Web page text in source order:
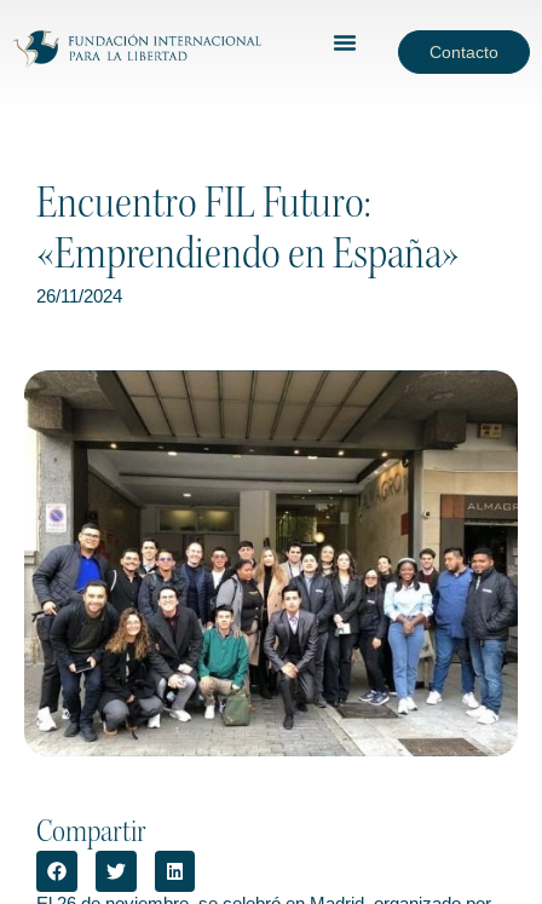
Contacto
Encuentro FIL Futuro:
«Emprendiendo en España»
26/11/2024
Compartir